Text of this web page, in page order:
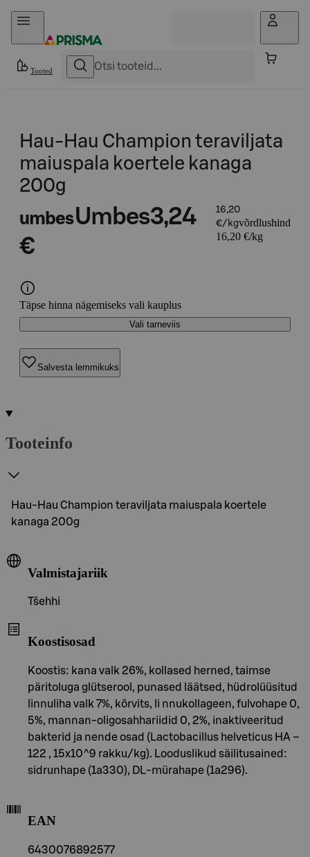
Otse sisu juurde
Tooted
Hau-Hau Champion teraviljata
maiuspala koertele kanaga
200g
umbesUmbes3,24
€
16,20
€/kgvõrdlushind
16,20 €/kg
Täpse hinna nägemiseks vali kauplus
Vali tarneviis
Salvesta lemmikuks
Tooteinfo
Hau-Hau Champion teraviljata maiuspala koertele
kanaga 200g
Valmistajariik
Tšehhi
Koostisosad
Koostis: kana valk 26%, kollased herned, taimse
päritoluga glütserool, punased läätsed, hüdrolüüsitud
linnuliha valk 7%, kõrvits, li nnukollageen, fulvohape 0,
5%, mannan-oligosahhariidid 0, 2%, inaktiveeritud
bakterid ja nende osad (Lactobacillus helveticus HA –
122 , 15x10^9 rakku/kg). Looduslikud säilitusained:
sidrunhape (1a330), DL-mürahape (1a296).
EAN
6430076892577